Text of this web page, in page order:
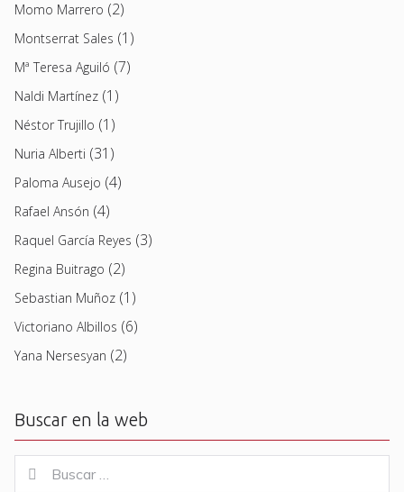
Momo Marrero (2)
Montserrat Sales (1)
Mª Teresa Aguiló (7)
Naldi Martínez (1)
Néstor Trujillo (1)
Nuria Alberti (31)
Paloma Ausejo (4)
Rafael Ansón (4)
Raquel García Reyes (3)
Regina Buitrago (2)
Sebastian Muñoz (1)
Victoriano Albillos (6)
Yana Nersesyan (2)
Buscar en la web
for:
Buscar